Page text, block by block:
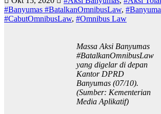
#Banyumas #BatalkanOmnibusLaw,
#CabutOmnibusLaw, #Omnibus Law
Massa Aksi Banyumas
#BatalkanOmnibusLaw
yang digelar di depan
Kantor DPRD
Banyumas (07/10).
(Sumber: Kementerian
Media Aplikatif)